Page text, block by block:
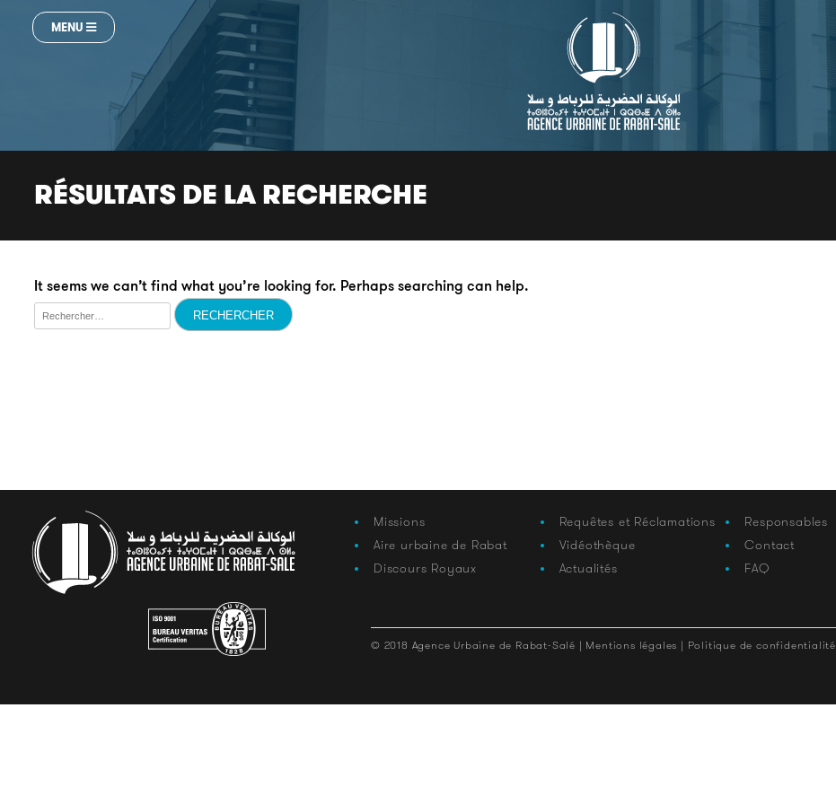
MENU
RÉSULTATS DE LA RECHERCHE
It seems we can’t find what you’re looking for. Perhaps searching can help.
Rechercher :
Missions
Aire urbaine de Rabat
Discours Royaux
Requêtes et Réclamations
Vidéothèque
Actualités
Responsables
Contact
FAQ
© 2018 Agence Urbaine de Rabat-Salé | Mentions légales | Politique de confidentialité